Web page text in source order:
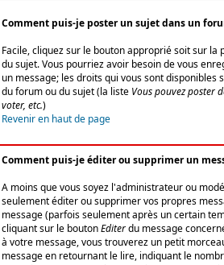
Comment puis-je poster un sujet dans un
Facile, cliquez sur le bouton approprié soit sur la
du sujet. Vous pourriez avoir besoin de vous
un message; les droits qui vous sont disponibles
du forum ou du sujet (la liste Vous pouvez poster
voter, etc.)
Revenir en haut de page
Comment puis-je éditer ou supprimer un
A moins que vous soyez l'administrateur ou
seulement éditer ou supprimer vos propres
message (parfois seulement après un certain
cliquant sur le boutonEditerdu message
à votre message, vous trouverez un petit
message en retournant le lire, indiquant le